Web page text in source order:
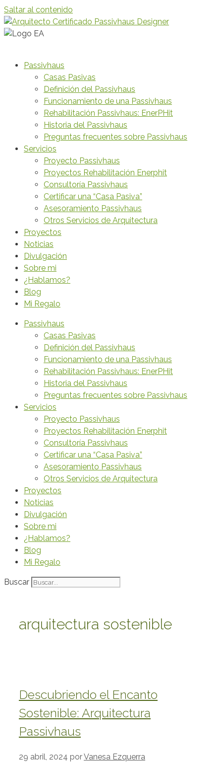
Saltar al contenido
Passivhaus
Casas Pasivas
Definición del Passivhaus
Funcionamiento de una Passivhaus
Rehabilitación Passivhaus: EnerPHit
Historia del Passivhaus
Preguntas frecuentes sobre Passivhaus
Servicios
Proyecto Passivhaus
Proyectos Rehabilitación Enerphit
Consultoría Passivhaus
Certificar una “Casa Pasiva”
Asesoramiento Passivhaus
Otros Servicios de Arquitectura
Proyectos
Noticias
Divulgación
Sobre mi
¿Hablamos?
Blog
Mi Regalo
Passivhaus
Casas Pasivas
Definición del Passivhaus
Funcionamiento de una Passivhaus
Rehabilitación Passivhaus: EnerPHit
Historia del Passivhaus
Preguntas frecuentes sobre Passivhaus
Servicios
Proyecto Passivhaus
Proyectos Rehabilitación Enerphit
Consultoría Passivhaus
Certificar una “Casa Pasiva”
Asesoramiento Passivhaus
Otros Servicios de Arquitectura
Proyectos
Noticias
Divulgación
Sobre mi
¿Hablamos?
Blog
Mi Regalo
Buscar
arquitectura sostenible
Descubriendo el Encanto
Sostenible: Arquitectura
Passivhaus
29 abril, 2024 porVanesa Ezquerra